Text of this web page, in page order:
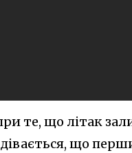
те, що літак
що